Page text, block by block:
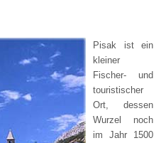
Pisak ist ein
kleiner
Fischer- und
touristischer
Ort, dessen
Wurzel noch
im Jahr 1500